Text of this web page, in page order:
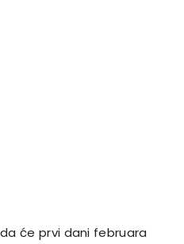
će prvi dani februara